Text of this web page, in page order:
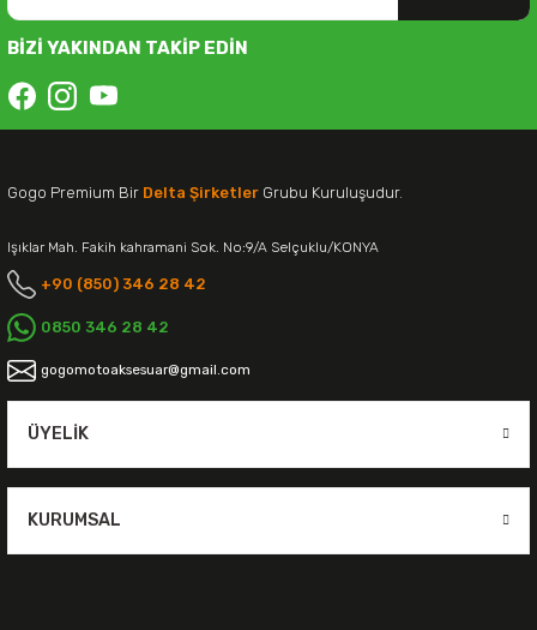
BİZİ YAKINDAN TAKİP EDİN
Gogo Premium Bir Delta Şirketler Grubu Kuruluşudur.
Işıklar Mah. Fakih kahramani Sok. No:9/A Selçuklu/KONYA
+90 (850) 346 28 42
0850 346 28 42
gogomotoaksesuar@gmail.com
ÜYELIK
KURUMSAL